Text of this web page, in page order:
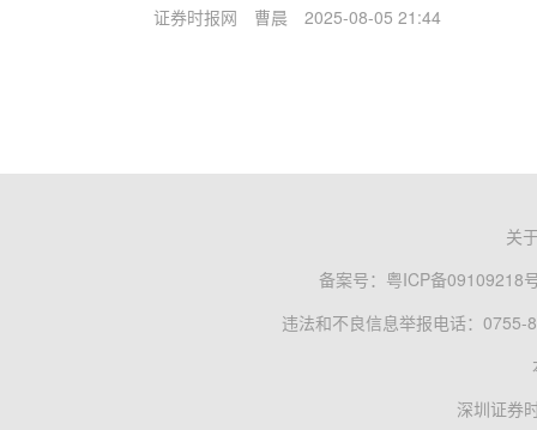
证券时报网 曹晨 2025-08-05 21:44
关
备案号： 粤ICP备09109218
违法和不良信息举报电话：0755-
深圳证券